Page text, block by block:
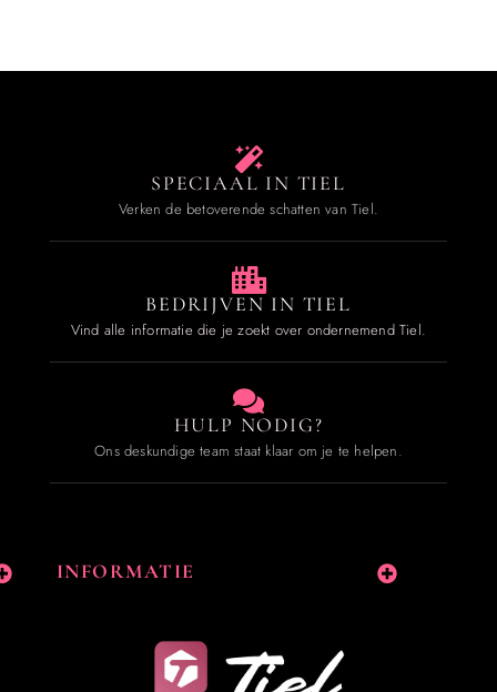
SPECIAAL IN TIEL
Verken de betoverende schatten van Tiel.
BEDRIJVEN IN TIEL
Vind alle informatie die je zoekt over ondernemend Tiel.
HULP NODIG?
Ons deskundige team staat klaar om je te helpen.
INFORMATIE